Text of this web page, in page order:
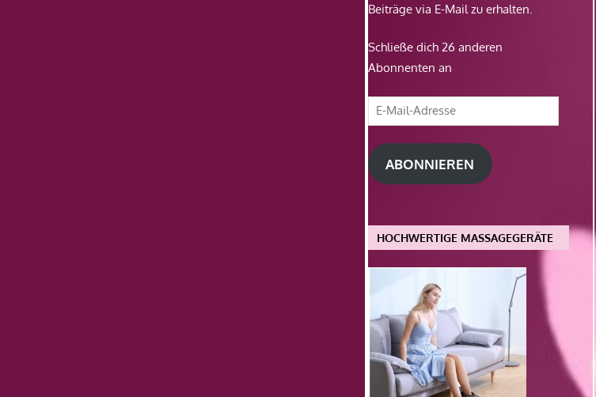
Beiträge via E-Mail zu erhalten.
Schließe dich 26 anderen
Abonnenten an
E-
Mail-
Adresse
ABONNIEREN
HOCHWERTIGE MASSAGEGERÄTE